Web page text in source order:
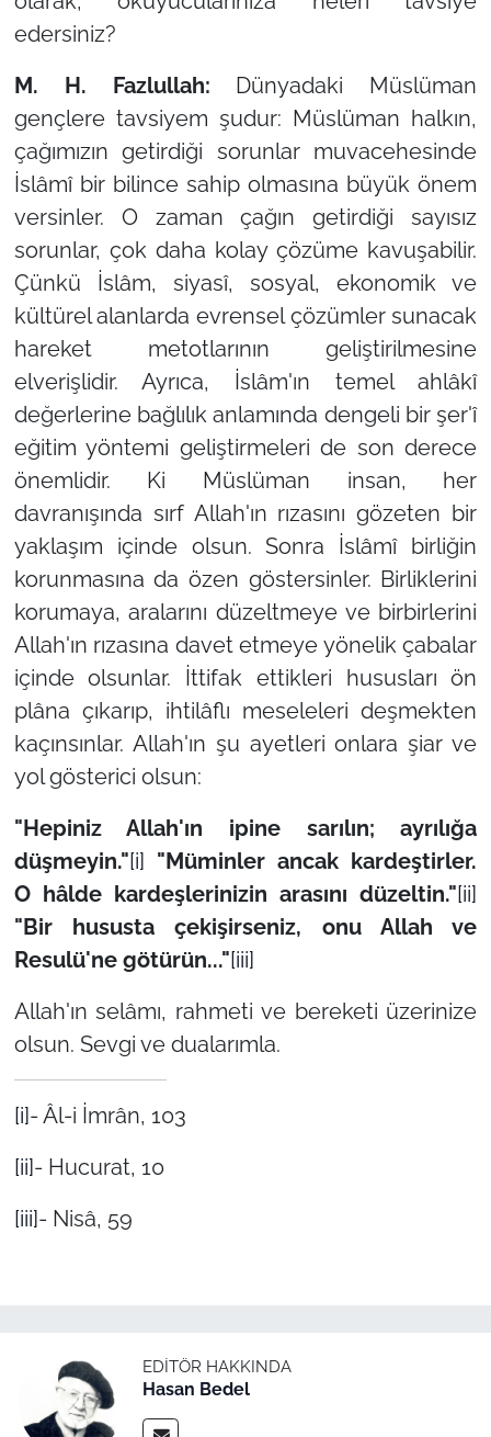
edersiniz?
M. H. Fazlullah: Dünyadaki Müslüman
gençlere tavsiyem şudur: Müslüman halkın,
çağımızın getirdiği sorunlar muvacehesinde
İslâmî bir bilince sahip olmasına büyük önem
versinler. O zaman çağın getirdiği sayısız
sorunlar, çok daha kolay çözüme kavuşabilir.
Çünkü İslâm, siyasî, sosyal, ekonomik ve
kültürel alanlarda evrensel çözümler sunacak
hareket metotlarının geliştirilmesine
elverişlidir. Ayrıca, İslâm'ın temel ahlâkî
değerlerine bağlılık anlamında dengeli bir şer'î
eğitim yöntemi geliştirmeleri de son derece
önemlidir. Ki Müslüman insan, her
davranışında sırf Allah'ın rızasını gözeten bir
yaklaşım içinde olsun. Sonra İslâmî birliğin
korunmasına da özen göstersinler. Birliklerini
korumaya, aralarını düzeltmeye ve birbirlerini
Allah'ın rızasına davet etmeye yönelik çabalar
içinde olsunlar. İttifak ettikleri hususları ön
plâna çıkarıp, ihtilâflı meseleleri deşmekten
kaçınsınlar. Allah'ın şu ayetleri onlara şiar ve
yol gösterici olsun:
"Hepiniz Allah'ın ipine sarılın; ayrılığa
düşmeyin."[i] "Müminler ancak kardeştirler.
O hâlde kardeşlerinizin arasını düzeltin."[ii]
"Bir hususta çekişirseniz, onu Allah ve
Resulü'ne götürün..."[iii]
Allah'ın selâmı, rahmeti ve bereketi üzerinize
olsun. Sevgi ve dualarımla.
[i]- Âl-i İmrân, 103
[ii]- Hucurat, 10
[iii]- Nisâ, 59
EDITÖR HAKKINDA
Hasan Bedel